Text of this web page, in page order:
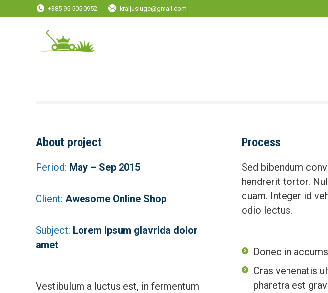
+385 95 505 0952 kraljusluge@gmail.com
About project
Period: May – Sep 2015
Client: Awesome Online Shop
Subject: Lorem ipsum glavrida dolor
amet
Vestibulum a luctus est, in fermentum
Process
Sed bibendum
hendrerit tortor.
quam. Integer id
odio lectus.
Donec in
Cras venenatis
pharetra est